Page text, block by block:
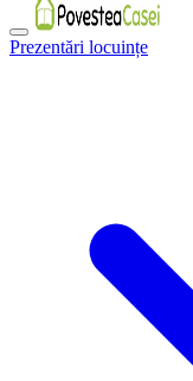
Prezentări locuințe